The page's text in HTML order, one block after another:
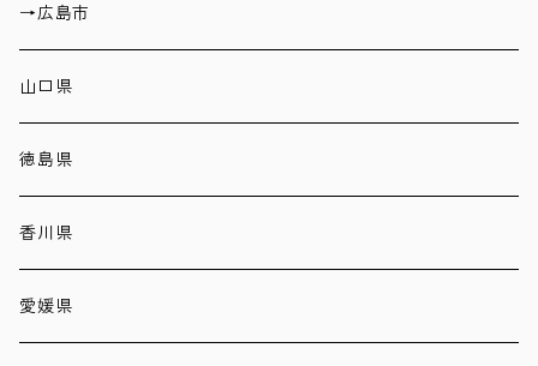
→広島市
山口県
徳島県
香川県
愛媛県